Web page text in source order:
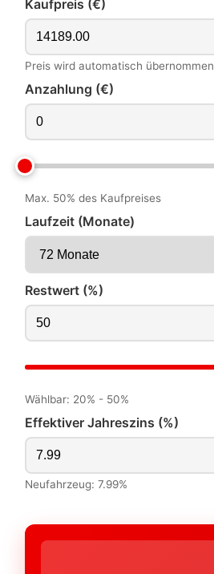
Kaufpreis (€)
Preis wird automatisch übernommen
Anzahlung (€)
Max. 50% des Kaufpreises
Laufzeit (Monate)
Restwert (%)
Wählbar: 20% - 50%
Effektiver Jahreszins (%)
Neufahrzeug: 7.99%